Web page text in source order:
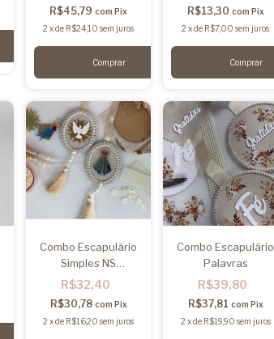
R$45,79 com Pix
2 xde R$24,10 sem juros
R$13,30 com Pix
2 xde R$7,00 sem juros
Combo Escapulário
Simples NS
Aparecida
R$32,40
R$30,78 com Pix
2 xde R$16,20 sem juros
Combo Escapulário
Palavras
R$39,80
R$37,81 com Pix
2 xde R$19,90 sem juros